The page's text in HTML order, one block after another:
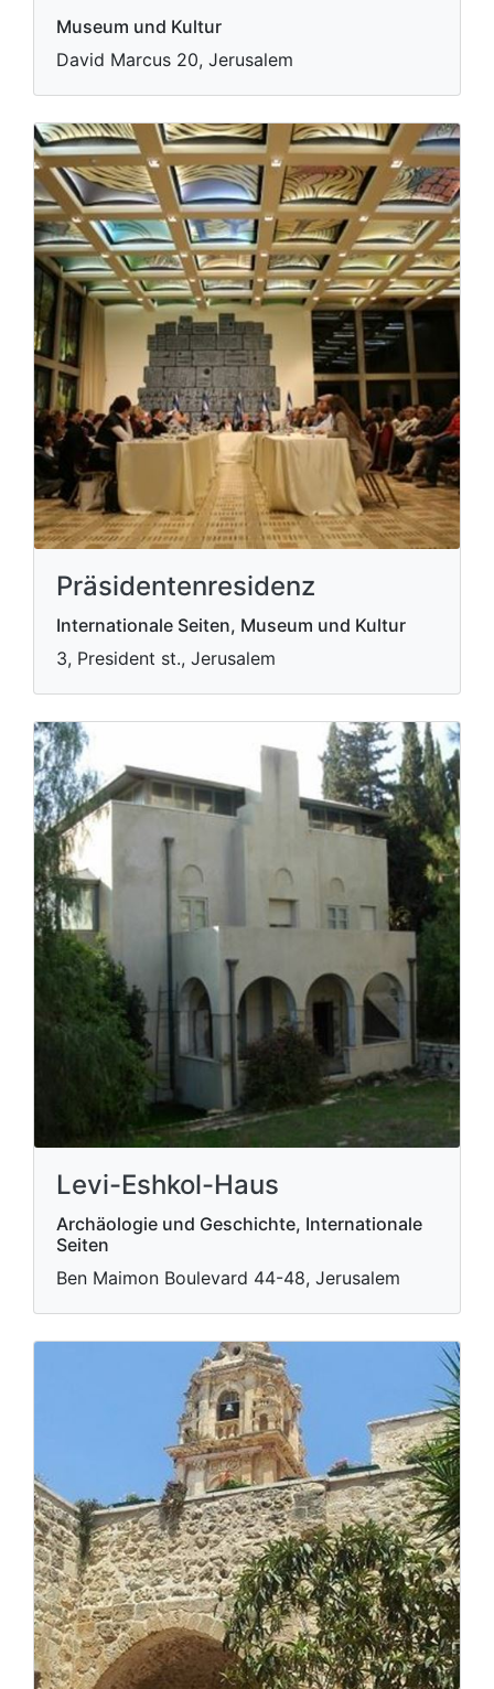
Museum und Kultur
David Marcus 20, Jerusalem
Präsidentenresidenz
Internationale Seiten, Museum und Kultur
3, President st., Jerusalem
Levi-Eshkol-Haus
Archäologie und Geschichte, Internationale
Seiten
Ben Maimon Boulevard 44-48, Jerusalem